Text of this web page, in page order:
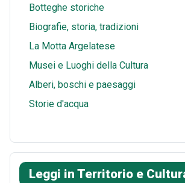
Botteghe storiche
Biografie, storia, tradizioni
La Motta Argelatese
Musei e Luoghi della Cultura
Alberi, boschi e paesaggi
Storie d'acqua
Leggi in Territorio e